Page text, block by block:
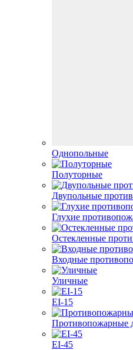
Однопольные
Полуторные
Двупольные
Глухие
Остекленные
Входные
Уличные
EI-15
Противопожарные
EI-45